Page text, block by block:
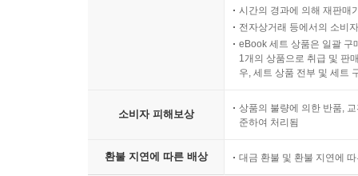
시간의 경과에 의해 재판매
전자상거래 등에서의 소비
eBook 세트 상품은 일괄 구
1개의 상품으로 취급 및 판
우, 세트 상품 전부 및 세트
소비자 피해보상
상품의 불량에 의한 반품,
준하여 처리됨
환불 지연에 따른 배상 대금 환불 및 환불 지연에